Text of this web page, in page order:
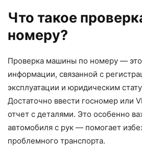
Что такое
номеру?
Проверка машины по номеру —
информации, связанной с
эксплуатации и юридическим
Достаточно ввести госномер или
отчет с деталями. Это особенно
автомобиля с рук — помогает
проблемного транспорта.